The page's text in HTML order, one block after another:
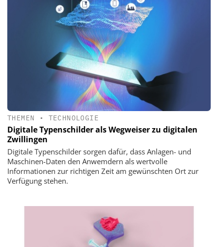
THEMEN • TECHNOLOGIE
Digitale Typenschilder als Wegweiser zu digitalen
Zwillingen
Digitale Typenschilder sorgen dafür, dass Anlagen- und
Maschinen-Daten den Anwemdern als wertvolle
Informationen zur richtigen Zeit am gewünschten Ort zur
Verfügung stehen.